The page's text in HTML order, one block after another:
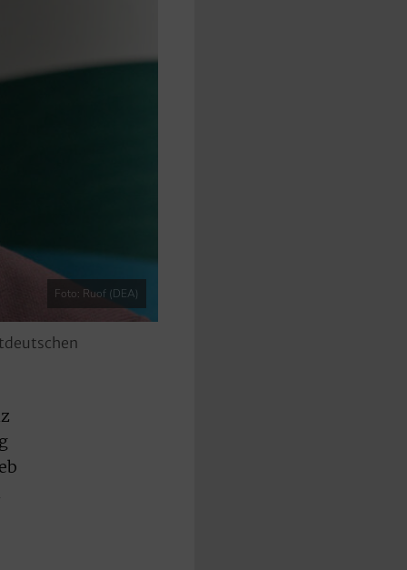
Foto: Ruof (DEA)